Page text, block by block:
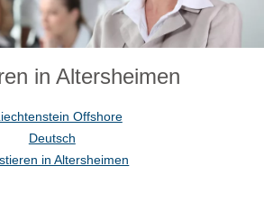
in Altersheimen
Offshore
Deutsch
in Altersheimen